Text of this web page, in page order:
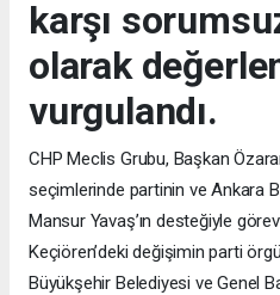
karşı
olarak
vurgulandı.
CHP Meclis Grubu, Başkan
seçimlerinde partinin ve Ankara
Mansur Yavaş’ın desteğiyle
Keçiören’deki değişimin parti
Büyükşehir Belediyesi ve Genel